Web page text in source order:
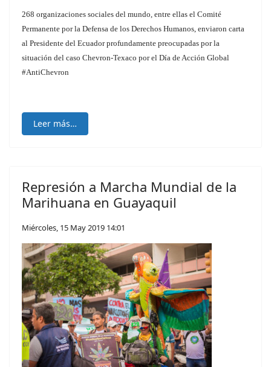
268 organizaciones sociales del mundo, entre ellas el Comité
Permanente por la Defensa de los Derechos Humanos, enviaron carta
al Presidente del Ecuador profundamente preocupadas por la
situación del caso Chevron-Texaco por el Día de Acción Global
#AntiChevron
Leer más…
Represión a Marcha Mundial de la
Marihuana en Guayaquil
Miércoles, 15 May 2019 14:01